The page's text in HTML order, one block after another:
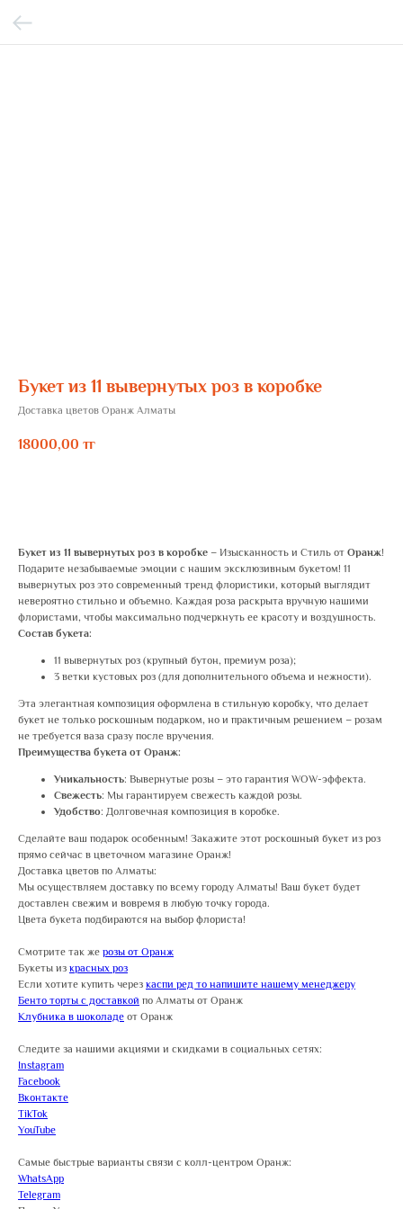
Букет из 11 вывернутых роз в коробке
Доставка цветов Оранж Алматы
18000,00 тг
Букет из 11 вывернутых роз в коробке – Изысканность и Стиль от Оранж!
Подарите незабываемые эмоции с нашим эксклюзивным букетом! 11
вывернутых роз это современный тренд флористики, который выглядит
невероятно стильно и объемно. Каждая роза раскрыта вручную нашими
флористами, чтобы максимально подчеркнуть ее красоту и воздушность.
Состав букета:
11 вывернутых роз (крупный бутон, премиум роза);
3 ветки кустовых роз (для дополнительного объема и нежности).
Эта элегантная композиция оформлена в стильную коробку, что делает
букет не только роскошным подарком, но и практичным решением – розам
не требуется ваза сразу после вручения.
Преимущества букета от Оранж:
Уникальность: Вывернутые розы – это гарантия WOW-эффекта.
Свежесть: Мы гарантируем свежесть каждой розы.
Удобство: Долговечная композиция в коробке.
Сделайте ваш подарок особенным! Закажите этот роскошный букет из роз
прямо сейчас в цветочном магазине Оранж!
Доставка цветов по Алматы:
Мы осуществляем доставку по всему городу Алматы! Ваш букет будет
доставлен свежим и вовремя в любую точку города.
Цвета букета подбираются на выбор флориста!
Смотрите так же розы от Оранж
Букеты из красных роз
Если хотите купить через каспи ред то напишите нашему менеджеру
Бенто торты с доставкой по Алматы от Оранж
Клубника в шоколаде от Оранж
Следите за нашими акциями и скидками в социальных сетях:
Instagram
Facebook
Вконтакте
TikTok
YouTube
Самые быстрые варианты связи с колл-центром Оранж:
WhatsApp
Telegram